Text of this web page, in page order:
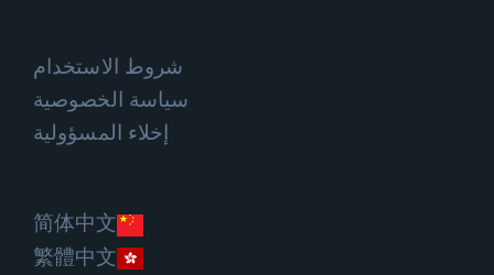
شروط الاستخدام
سياسة الخصوصية
إخلاء المسؤولية
简体中文
繁體中文